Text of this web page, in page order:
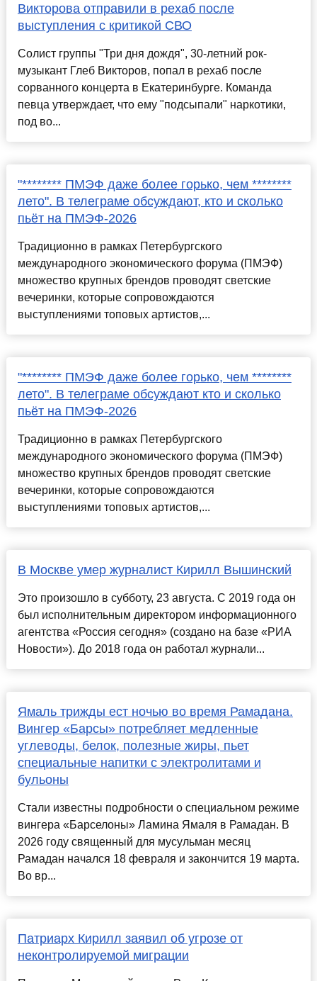
Викторова отправили в рехаб после
выступления с критикой СВО
Солист группы "Три дня дождя", 30-летний рок-
музыкант Глеб Викторов, попал в рехаб после
сорванного концерта в Екатеринбурге. Команда
певца утверждает, что ему "подсыпали" наркотики,
под во...
"******** ПМЭФ даже более горько, чем ********
лето". В телеграме обсуждают, кто и сколько
пьёт на ПМЭФ-2026
Традиционно в рамках Петербургского
международного экономического форума (ПМЭФ)
множество крупных брендов проводят светские
вечеринки, которые сопровождаются
выступлениями топовых артистов,...
"******** ПМЭФ даже более горько, чем ********
лето". В телеграме обсуждают кто и сколько
пьёт на ПМЭФ-2026
Традиционно в рамках Петербургского
международного экономического форума (ПМЭФ)
множество крупных брендов проводят светские
вечеринки, которые сопровождаются
выступлениями топовых артистов,...
В Москве умер журналист Кирилл Вышинский
Это произошло в субботу, 23 августа. С 2019 года он
был исполнительным директором информационного
агентства «Россия сегодня» (создано на базе «РИА
Новости»). До 2018 года он работал журнали...
Ямаль трижды ест ночью во время Рамадана.
Вингер «Барсы» потребляет медленные
углеводы, белок, полезные жиры, пьет
специальные напитки с электролитами и
бульоны
Стали известны подробности о специальном режиме
вингера «Барселоны» Ламина Ямаля в Рамадан. В
2026 году священный для мусульман месяц
Рамадан начался 18 февраля и закончится 19 марта.
Во вр...
Патриарх Кирилл заявил об угрозе от
неконтролируемой миграции